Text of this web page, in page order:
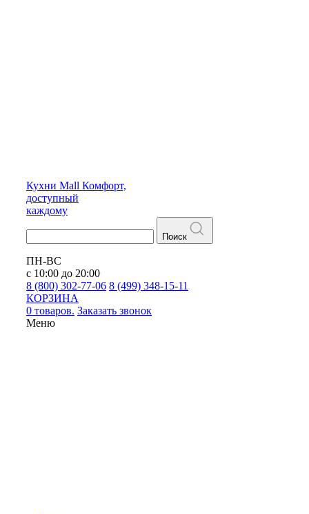
Кухни Mall Комфорт,
доступный
каждому
Поиск
ПН-ВС
с 10:00 до 20:00
8 (800) 302-77-06 8 (499) 348-15-11
КОРЗИНА
0 товаров. Заказать звонок
Меню